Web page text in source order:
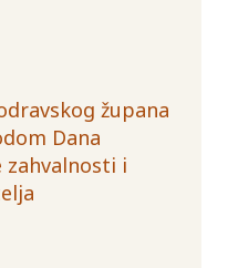
župana
Dana
zahvalnosti i